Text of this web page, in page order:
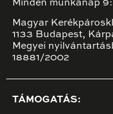
Minden munkanap
Magyar
1133 Budapest,
Megyei
18881/2002
TÁMOGATÁS: